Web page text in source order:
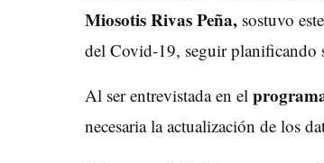
Miosotis Rivas Peña, sostuvo
del Covid-19, seguir planificando
Al ser entrevistada en el
necesaria la actualización de los